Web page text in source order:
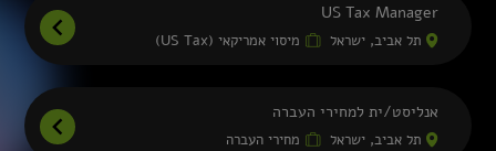
US Tax Manager
תל אביב, ישראל מיסוי אמריקאי (US Tax)
אנליסט/ית למחירי העברה
תל אביב, ישראל מחירי העברה